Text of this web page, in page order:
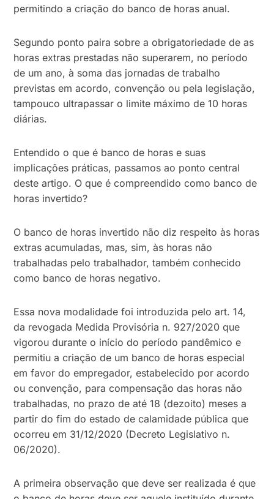
permitindo a criação do banco de horas anual.
Segundo ponto paira sobre a obrigatoriedade de as
horas extras prestadas não superarem, no período
de um ano, à soma das jornadas de trabalho
previstas em acordo, convenção ou pela legislação,
tampouco ultrapassar o limite máximo de 10 horas
diárias.
Entendido o que é banco de horas e suas
implicações práticas, passamos ao ponto central
deste artigo. O que é compreendido como banco de
horas invertido?
O banco de horas invertido não diz respeito às horas
extras acumuladas, mas, sim, às horas não
trabalhadas pelo trabalhador, também conhecido
como banco de horas negativo.
Essa nova modalidade foi introduzida pelo art. 14,
da revogada Medida Provisória n. 927/2020 que
vigorou durante o início do período pandêmico e
permitiu a criação de um banco de horas especial
em favor do empregador, estabelecido por acordo
ou convenção, para compensação das horas não
trabalhadas, no prazo de até 18 (dezoito) meses a
partir do fim do estado de calamidade pública que
ocorreu em 31/12/2020 (Decreto Legislativo n.
06/2020).
A primeira observação que deve ser realizada é que